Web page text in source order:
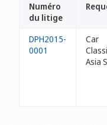
Numéro
du litige
DPH2015-
0001
Car
Asia